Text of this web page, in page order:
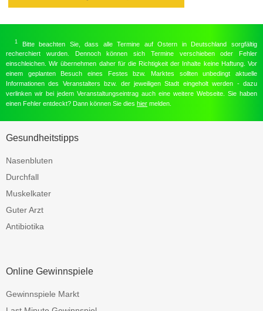
1
Bitte beachten Sie, dass alle Termine auf Ostern in Deutschland sorgfältig
recherchiert wurden. Dennoch können sich Termine verschieben oder Fehler
einschleichen. Wir übernehmen daher für die Richtigkeit der Inhalte keine Haftung. Vor
einem geplanten Besuch eines Festes bzw. Marktes sollten unbedingt aktuelle
Informationen des Veranstalters bzw. der jeweiligen Stadt eingeholt werden - dazu
verlinken wir bei jedem Veranstaltungseintrag auch eine weitere Webseite. Sie haben
einen Fehler entdeckt? Dann können Sie dies hier melden.
Gesundheitstipps
Nasenbluten
Durchfall
Muskelkater
Guter Arzt
Antibiotika
Online Gewinnspiele
Gewinnspiele Markt